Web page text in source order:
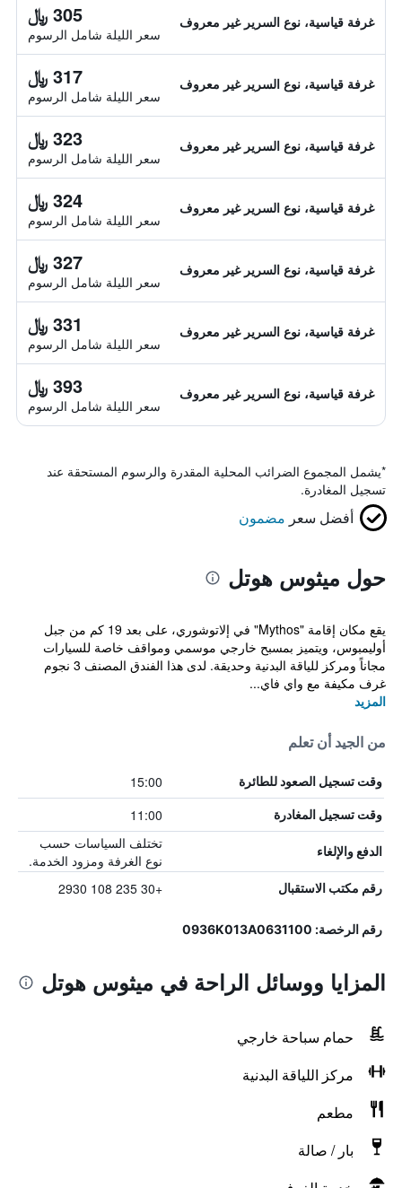
غرفة قياسية، نوع السرير غير معروف 305 ﷼
سعر الليلة شامل الرسوم
غرفة قياسية، نوع السرير غير معروف 317 ﷼
سعر الليلة شامل الرسوم
غرفة قياسية، نوع السرير غير معروف 323 ﷼
سعر الليلة شامل الرسوم
غرفة قياسية، نوع السرير غير معروف 324 ﷼
سعر الليلة شامل الرسوم
غرفة قياسية، نوع السرير غير معروف 327 ﷼
سعر الليلة شامل الرسوم
غرفة قياسية، نوع السرير غير معروف 331 ﷼
سعر الليلة شامل الرسوم
غرفة قياسية، نوع السرير غير معروف 393 ﷼
سعر الليلة شامل الرسوم
*يشمل المجموع الضرائب المحلية المقدرة والرسوم المستحقة عند
تسجيل المغادرة.
أفضل سعر مضمون
حول ميثوس هوتل
يقع مكان إقامة "Mythos" في إلاتوشوري، على بعد 19 كم من جبل
أوليمبوس، ويتميز بمسبح خارجي موسمي ومواقف خاصة للسيارات
مجاناً ومركز للياقة البدنية وحديقة. لدى هذا الفندق المصنف 3 نجوم
غرف مكيفة مع واي فاي...
المزيد
من الجيد أن تعلم
وقت تسجيل الصعود للطائرة 15:00
وقت تسجيل المغادرة 11:00
الدفع والإلغاء
تختلف السياسات حسب
نوع الغرفة ومزود الخدمة.
رقم مكتب الاستقبال +30 235 108 2930
رقم الرخصة: 0936Κ013Α0631100
المزايا ووسائل الراحة في ميثوس هوتل
حمام سباحة خارجي
مركز اللياقة البدنية
مطعم
بار / صالة